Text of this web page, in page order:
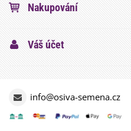
Nakupování
Váš účet
info@osiva-semena.cz